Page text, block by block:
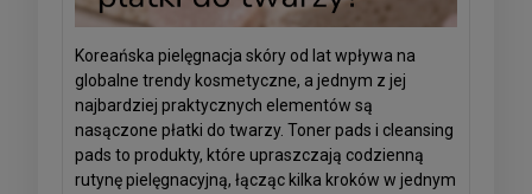
Koreańska pielęgnacja skóry od lat wpływa na
globalne trendy kosmetyczne, a jednym z jej
najbardziej praktycznych elementów są
nasączone płatki do twarzy. Toner pads i cleansing
pads to produkty, które upraszczają codzienną
rutynę pielęgnacyjną, łącząc kilka kroków w jednym